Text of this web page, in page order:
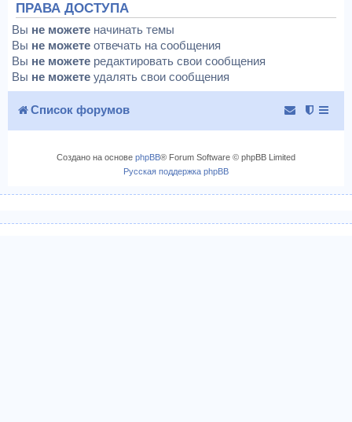
ПРАВА ДОСТУПА
Вы не можете начинать темы
Вы не можете отвечать на сообщения
Вы не можете редактировать свои сообщения
Вы не можете удалять свои сообщения
Список форумов
Создано на основе phpBB® Forum Software © phpBB Limited
Русская поддержка phpBB